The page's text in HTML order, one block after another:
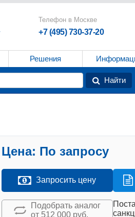
Телефон в Москве
+7 (495) 730-37-20
Решения
Найти
Цена: По запросу
Запросить цену
Подобрать аналог
от 512 000 руб.